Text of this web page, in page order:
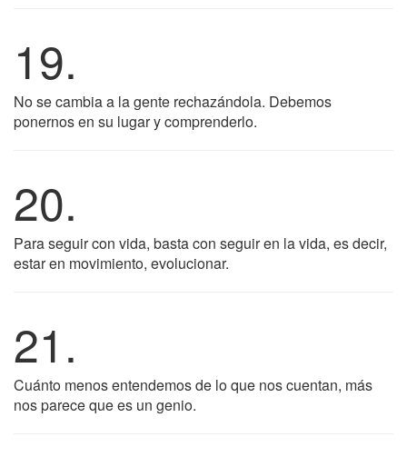
19.
No se cambia a la gente rechazándola. Debemos
ponernos en su lugar y comprenderlo.
20.
Para seguir con vida, basta con seguir en la vida, es decir,
estar en movimiento, evolucionar.
21.
Cuánto menos entendemos de lo que nos cuentan, más
nos parece que es un genio.